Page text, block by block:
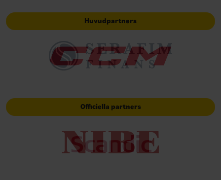
Huvudpartners
Officiella partners